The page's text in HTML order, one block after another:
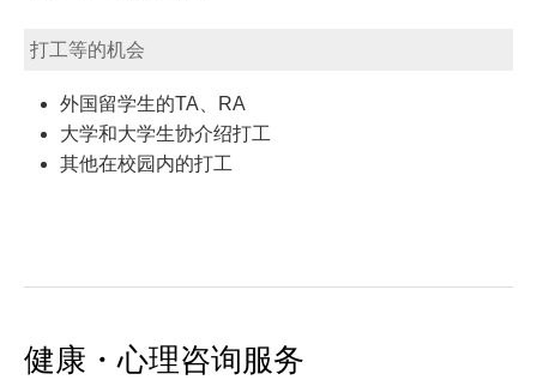
打工等的机会
外国留学生的TA、RA
大学和大学生协介绍打工
其他在校园内的打工
健康・心理咨询服务